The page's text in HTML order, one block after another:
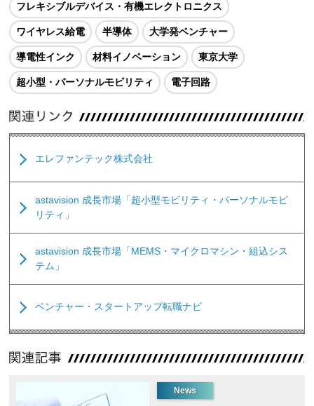
フレキシブルデバイス・有機エレクトロニクス
ワイヤレス給電 半導体 大学発ベンチャー
導電性インク 材料イノベーション 東京大学
超小型・パーソナルモビリティ 電子回路
エレファンテック株式会社
astavision 成長市場「超小型モビリティ・パーソナルモビ
リティ」
astavision 成長市場「MEMS・マイクロマシン・組込シス
テム」
ベンチャー・スタートアップ転職ナビ
News